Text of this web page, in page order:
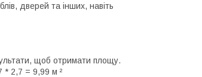
дверей та інших, навіть
щоб отримати площу.
* 2,7 = 9,99 м ²